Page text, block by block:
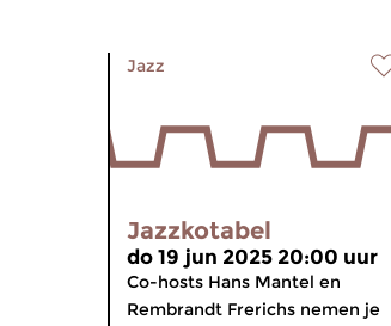
Jazz
Jazzkotabel
do 19 jun 2025 20:00 uur
Co-hosts Hans Mantel en
Rembrandt Frerichs nemen je